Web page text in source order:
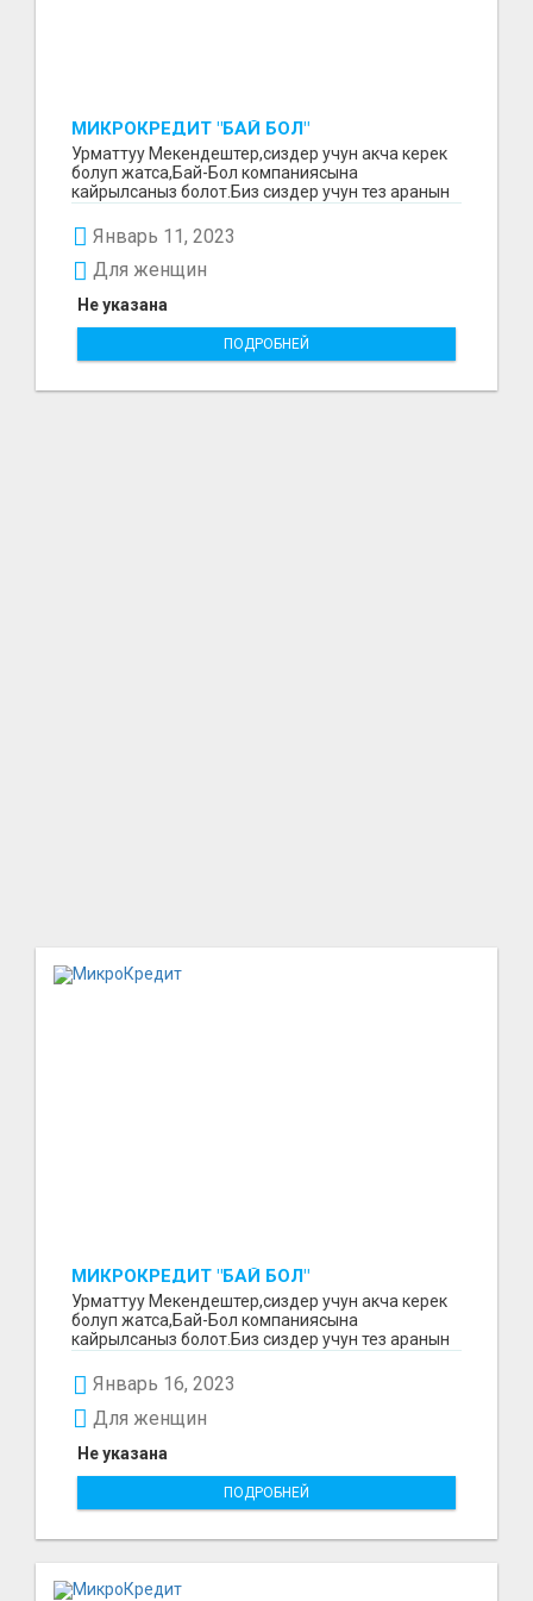
МИКРОКРЕДИТ "БАЙ БОЛ"
Урматтуу Мекендештер,сиздер учун акча керек
болуп жатса,Бай-Бол компаниясына
кайрылсаныз болот.Биз сиздер учун тез аранын
Январь 11, 2023
Не указана
Для женщин
ПОДРОБНЕЙ
МИКРОКРЕДИТ "БАЙ БОЛ"
Урматтуу Мекендештер,сиздер учун акча керек
болуп жатса,Бай-Бол компаниясына
кайрылсаныз болот.Биз сиздер учун тез аранын
Январь 16, 2023
Не указана
Для женщин
ПОДРОБНЕЙ